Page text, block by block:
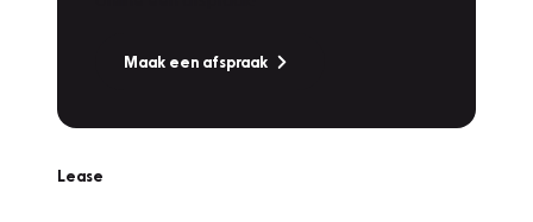
Maak een afspraak
Lease